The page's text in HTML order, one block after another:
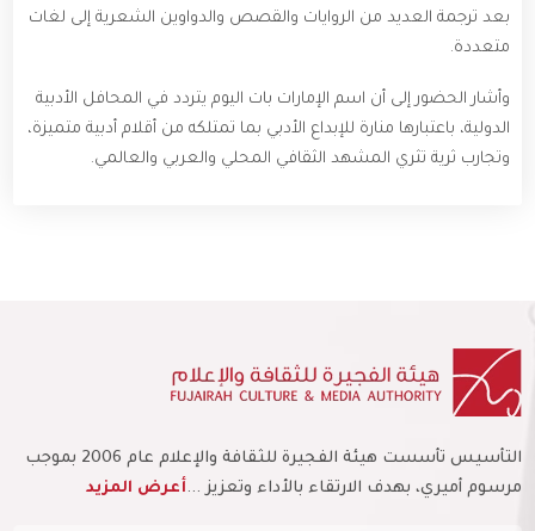
بعد ترجمة العديد من الروايات والقصص والدواوين الشعرية إلى لغات
متعددة.
وأشار الحضور إلى أن اسم الإمارات بات اليوم يتردد في المحافل الأدبية
الدولية، باعتبارها منارة للإبداع الأدبي بما تمتلكه من أقلام أدبية متميزة،
وتجارب ثرية تثري المشهد الثقافي المحلي والعربي والعالمي.
التأسيس تأسست هيئة الفجيرة للثقافة والإعلام عام 2006 بموجب
مرسوم أميري، بهدف الارتقاء بالأداء وتعزيز ...أعرض المزيد